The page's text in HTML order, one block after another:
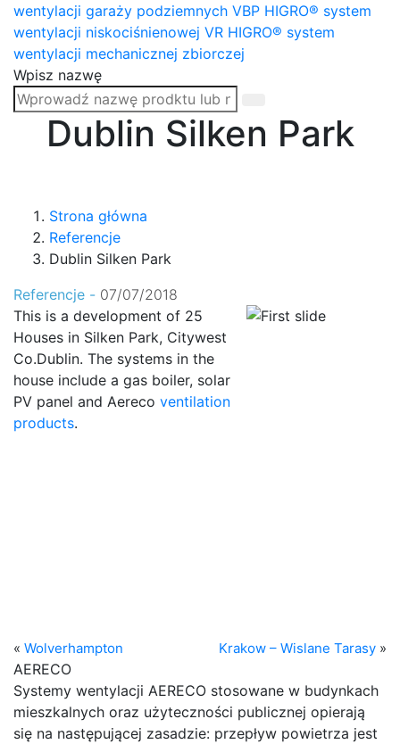
wentylacji garaży podziemnych VBP HIGRO® system
wentylacji niskociśnienowej VR HIGRO® system
wentylacji mechanicznej zbiorczej
Wpisz nazwę
Dublin Silken Park
Strona główna
Referencje
Dublin Silken Park
Referencje - 07/07/2018
This is a development of 25
Houses in Silken Park, Citywest
Co.Dublin. The systems in the
house include a gas boiler, solar
PV panel and Aereco ventilation
products.
« Wolverhampton Krakow – Wislane Tarasy »
AERECO
Systemy wentylacji AERECO stosowane w budynkach
mieszkalnych oraz użyteczności publicznej opierają
się na następującej zasadzie: przepływ powietrza jest